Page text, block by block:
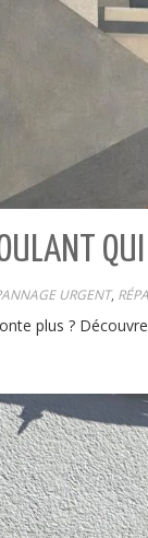
URGENT,
plus ?